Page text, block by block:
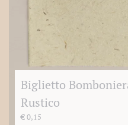
Biglietto
Rustico
€0,15